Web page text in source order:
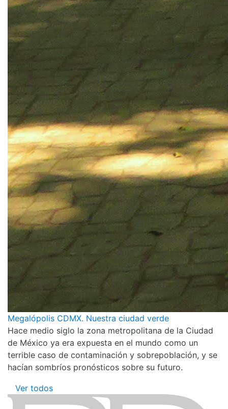
Megalópolis CDMX. Nuestra ciudad verde
Hace medio siglo la zona metropolitana de la Ciudad
de México ya era expuesta en el mundo como un
terrible caso de contaminación y sobrepoblación, y se
hacían sombríos pronósticos sobre su futuro.
Ver todos